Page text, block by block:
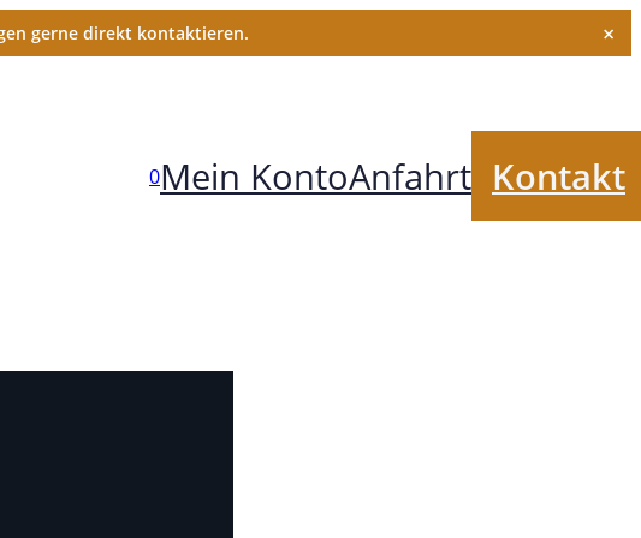
gerne direkt kontaktieren. ×
0Mein KontoAnfahrt Kontakt